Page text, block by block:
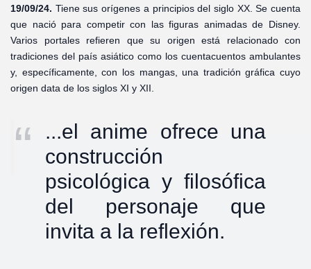
19/09/24. Tiene sus orígenes a principios del siglo XX. Se cuenta
que nació para competir con las figuras animadas de Disney.
Varios portales refieren que su origen está relacionado con
tradiciones del país asiático como los cuentacuentos ambulantes
y, específicamente, con los mangas, una tradición gráfica cuyo
origen data de los siglos XI y XII.
...el anime ofrece una
construcción
psicológica y filosófica
del personaje que
invita a la reflexión.